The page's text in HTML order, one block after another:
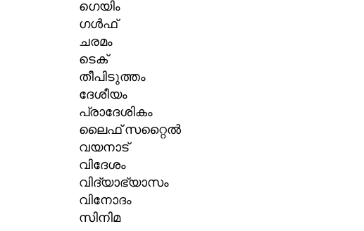
ഗെയിം
ഗൾഫ്
ചരമം
ടെക്
തീപിടുത്തം
ദേശീയം
പ്രാദേശികം
ലൈഫ് സറ്റൈൽ
വയനാട്
വിദേശം
വിദ്യാഭ്യാസം
വിനോദം
സിനിമ